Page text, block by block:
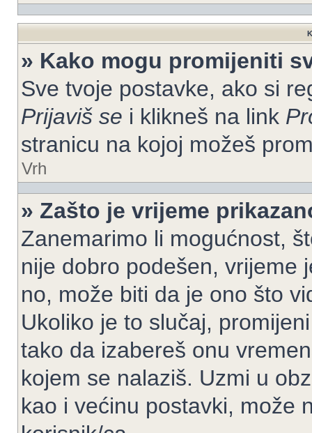
» Kako mogu promijeniti
Sve tvoje postavke, ako si
Prijaviš se i klikneš na link
stranicu na kojoj možeš
Vrh
» Zašto je vrijeme
Zanemarimo li mogućnost,
nije dobro podešen, vrijeme
no, može biti da je ono što
Ukoliko je to slučaj,
tako da izabereš onu
kojem se nalaziš. Uzmi u
kao i većinu postavki, može